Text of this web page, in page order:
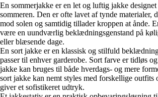
En sommerjakke er en let og luftig jakke
sommeren. Den er ofte lavet af tynde materialer,
mod solen og samtidig tillader kroppen at ånde.
være en uundværlig beklædningsgenstand på
eller blæsende dage.
En sort jakke er en klassisk og stilfuld
passer til enhver garderobe. Sort farve er tidløs
jakke kan bruges til både hverdags- og mere
sort jakke kan nemt styles med forskellige outfits
giver et sofistikeret udtryk.